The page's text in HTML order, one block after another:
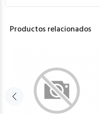
Productos relacionados